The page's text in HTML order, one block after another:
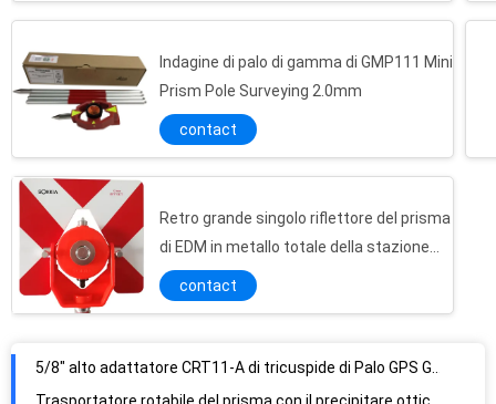
Indagine di palo di gamma di GMP111 Mini
Prism Pole Surveying 2.0mm
contact
Retro grande singolo riflettore del prisma
di EDM in metallo totale della stazione
1Kg
contact
5/8" alto adattatore CRT11-A di tricuspide di Palo GPS GNSS del filo